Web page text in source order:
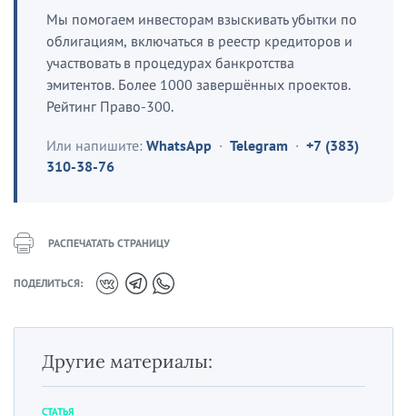
Мы помогаем инвесторам взыскивать убытки по
облигациям, включаться в реестр кредиторов и
участвовать в процедурах банкротства
эмитентов. Более 1000 завершённых проектов.
Рейтинг Право-300.
Или напишите: WhatsApp · Telegram · +7 (383)
310-38-76
РАСПЕЧАТАТЬ СТРАНИЦУ
ПОДЕЛИТЬСЯ:
Другие материалы:
СТАТЬЯ